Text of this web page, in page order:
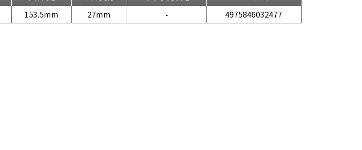
153.5mm 27mm - 4975846032477